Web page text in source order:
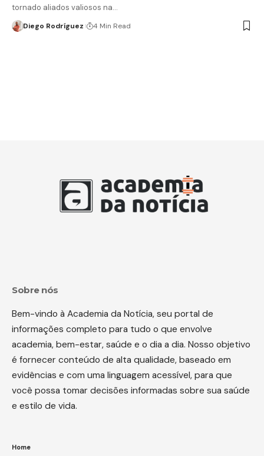
tornado aliados valiosos na…
Diego Rodríguez 4 Min Read
Sobre nós
Bem-vindo à Academia da Notícia, seu portal de
informações completo para tudo o que envolve
academia, bem-estar, saúde e o dia a dia. Nosso objetivo
é fornecer conteúdo de alta qualidade, baseado em
evidências e com uma linguagem acessível, para que
você possa tomar decisões informadas sobre sua saúde
e estilo de vida.
Home